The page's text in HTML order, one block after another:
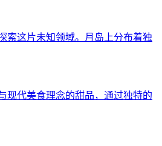
索这片未知领域。月岛上分布着独
现代美食理念的甜品，通过独特的